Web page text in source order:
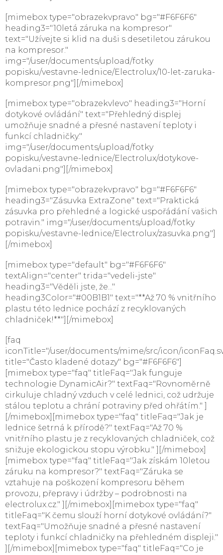
[mimebox type="obrazekvpravo" bg="#F6F6F6"
heading3="10letá záruka na kompresor"
text="Užívejte si klid na duši s desetiletou zárukou
na kompresor."
img="/user/documents/upload/fotky
popisku/vestavne-lednice/Electrolux/10-let-zaruka-
kompresor.png"][/mimebox]
[mimebox type="obrazekvlevo" heading3="Horní
dotykové ovládání" text="Přehledný displej
umožňuje snadné a přesné nastavení teploty i
funkcí chladničky."
img="/user/documents/upload/fotky
popisku/vestavne-lednice/Electrolux/dotykove-
ovladani.png"][/mimebox]
[mimebox type="obrazekvpravo" bg="#F6F6F6"
heading3="Zásuvka ExtraZone" text="Praktická
zásuvka pro přehledné a logické uspořádání vašich
potravin." img="/user/documents/upload/fotky
popisku/vestavne-lednice/Electrolux/zasuvka.png"]
[/mimebox]
[mimebox type="default" bg="#F6F6F6"
textAlign="center" trida="vedeli-jste"
heading3="Věděli jste, že..."
heading3Color="#00B1B1" text="**Až 70 % vnitřního
plastu této lednice pochází z recyklovaných
chladniček!**"][/mimebox]
[faq
iconTitle="/user/documents/mime/src/icon/
title="Často kladené dotazy" bg="#F6F6F6"]
[mimebox type="faq" titleFaq="Jak funguje
technologie DynamicAir?" textFaq="Rovnoměrně
cirkuluje chladný vzduch v celé lednici, což udržuje
stálou teplotu a chrání potraviny před ohřátím." ]
[/mimebox][mimebox type="faq" titleFaq="Jak je
lednice šetrná k přírodě?" textFaq="Až 70 %
vnitřního plastu je z recyklovaných chladniček, což
snižuje ekologickou stopu výrobku." ][/mimebox]
[mimebox type="faq" titleFaq="Jak získám 10letou
záruku na kompresor?" textFaq="Záruka se
vztahuje na poškození kompresoru během
provozu, přepravy i údržby – podrobnosti na
electrolux.cz." ][/mimebox][mimebox type="faq"
titleFaq="K čemu slouží horní dotykové ovládání?"
textFaq="Umožňuje snadné a přesné nastavení
teploty i funkcí chladničky na přehledném displeji."
][/mimebox][mimebox type="faq" titleFaq="Co je